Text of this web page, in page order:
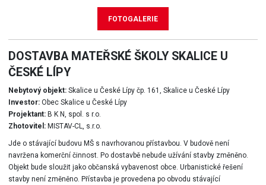
FOTOGALERIE
DOSTAVBA MATEŘSKÉ ŠKOLY SKALICE U
ČESKÉ LÍPY
Nebytový objekt:Skalice u České Lípy čp. 161, Skalice u České Lípy
Investor:Obec Skalice u České Lípy
Projektant:B K N, spol. s r.o.
Zhotovitel:MISTAV-CL, s.r.o.
Jde o stávající budovu MŠ s navrhovanou přístavbou. V budově není
navržena komerční činnost. Po dostavbě nebude užívání stavby změněno.
Objekt bude sloužit jako občanská vybavenost obce. Urbanistické řešení
stavby není změněno. Přístavba je provedena po obvodu stávající